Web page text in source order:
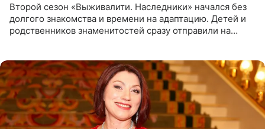
Второй сезон «Выживалити. Наследники» начался без
долгого знакомства и времени на адаптацию. Детей и
родственников знаменитостей сразу отправили на